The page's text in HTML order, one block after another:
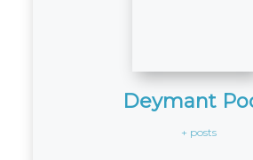
Deymant
+ posts